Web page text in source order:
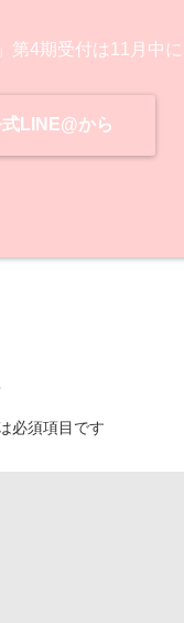
第4期受付は11月中
LINE@から
必須項目です